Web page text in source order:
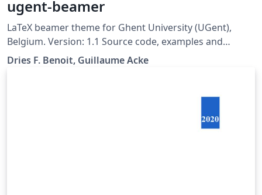
ugent-beamer
LaTeX beamer theme for Ghent University (UGent),
Belgium. Version: 1.1 Source code, examples and
description on Github:
Dries F. Benoit, Guillaume Acke